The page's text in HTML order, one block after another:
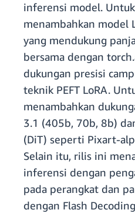
inferensi model.
menambahkan model
yang mendukung
bersama dengan
dukungan presisi
teknik PEFT LoRA.
menambahkan
3.1 (405b, 70b, 8b)
(DiT) seperti Pixart-
Selain itu, rilis ini
inferensi dengan
pada perangkat dan
dengan Flash